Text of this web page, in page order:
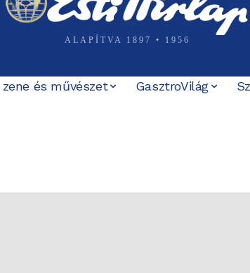
ALAPÍTVA 1897 • 1956
és művészet GasztroVilág
Eszter